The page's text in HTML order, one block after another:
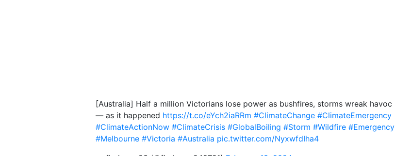
[Australia] Half a million Victorians lose power as bushfires, storms wreak havoc
— as it happened https://t.co/eYch2iaRRm #ClimateChange #ClimateEmergency
#ClimateActionNow #ClimateCrisis #GlobalBoiling #Storm #Wildfire #Emergency
#Melbourne #Victoria #Australia pic.twitter.com/NyxwfdIha4